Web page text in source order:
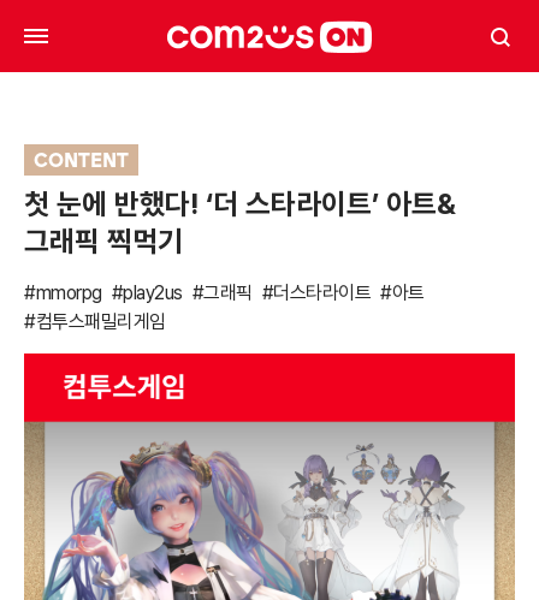
CONTENT
첫 눈에 반했다! ‘더 스타라이트’ 아트&
그래픽 찍먹기
#mmorpg #play2us #그래픽 #더스타라이트 #아트
#컴투스패밀리게임